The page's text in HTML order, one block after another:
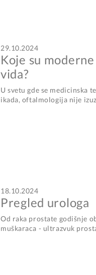
29.10.2024
Koje su
vida?
U svetu gde se medicinska
ikada, oftalmologija nije
18.10.2024
Pregled urologa
Od raka prostate godišnje
muškaraca - ultrazvuk